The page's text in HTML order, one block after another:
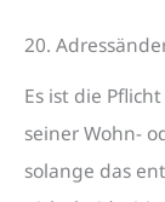
20.
Es ist die
seiner Wohn-
solange das